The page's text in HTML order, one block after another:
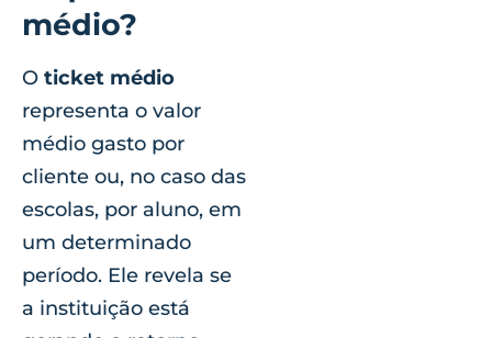
médio?
O ticket médio
representa o valor
médio gasto por
cliente ou, no caso das
escolas, por aluno, em
um determinado
período. Ele revela se
a instituição está